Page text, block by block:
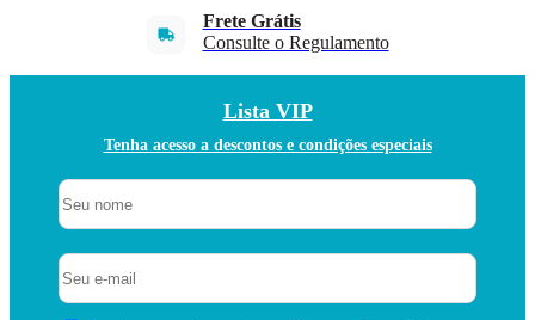
Frete Grátis
Consulte o Regulamento
Lista VIP
Tenha acesso a descontos e condições especiais